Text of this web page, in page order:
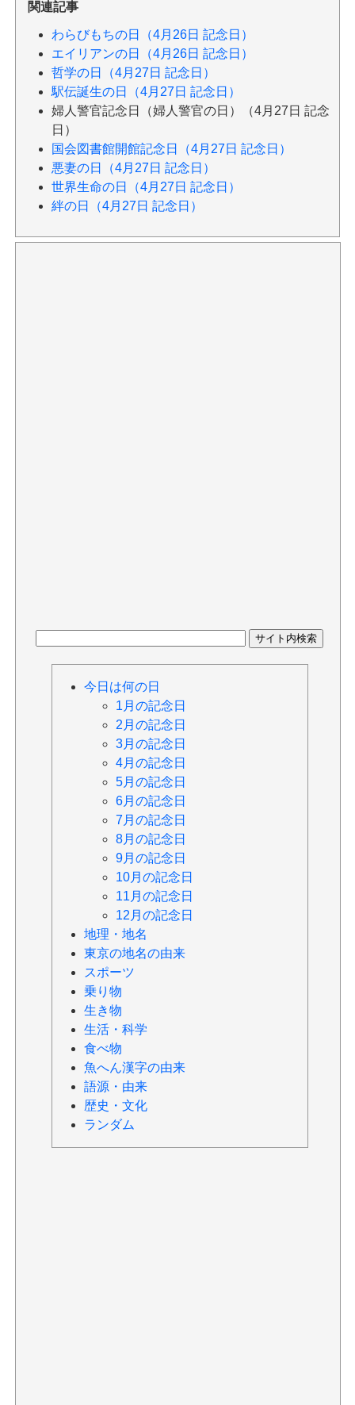
関連記事
わらびもちの日（4月26日 記念日）
エイリアンの日（4月26日 記念日）
哲学の日（4月27日 記念日）
駅伝誕生の日（4月27日 記念日）
婦人警官記念日（婦人警官の日）（4月27日 記念
日）
国会図書館開館記念日（4月27日 記念日）
悪妻の日（4月27日 記念日）
世界生命の日（4月27日 記念日）
絆の日（4月27日 記念日）
今日は何の日
1月の記念日
2月の記念日
3月の記念日
4月の記念日
5月の記念日
6月の記念日
7月の記念日
8月の記念日
9月の記念日
10月の記念日
11月の記念日
12月の記念日
地理・地名
東京の地名の由来
スポーツ
乗り物
生き物
生活・科学
食べ物
魚へん漢字の由来
語源・由来
歴史・文化
ランダム